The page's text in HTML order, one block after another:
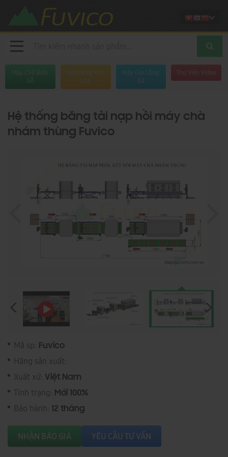
Máy Chế Biến
Gỗ
Gia Công Kim
Loại
Máy Gia Công
Đá
Thư Viện Video
Hệ thống băng tải nạp hồi máy chà
nhám thùng Fuvico
Mã sp: Fuvico
Hãng sản xuất:
Xuất xứ: Việt Nam
Tình trạng: Mới 100%
Bảo hành: 12 tháng
NHẬN BÁO GIÁ YÊU CẦU TƯ VẤN